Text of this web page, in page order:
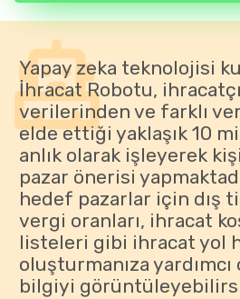
Yapay zeka teknolojisi
İhracat Robotu,
verilerinden ve farklı
elde ettiği yaklaşık 10
anlık olarak işleyerek
pazar önerisi
hedef pazarlar için dış
vergi oranları, ihracat
listeleri gibi ihracat yol
oluşturmanıza
bilgiyi